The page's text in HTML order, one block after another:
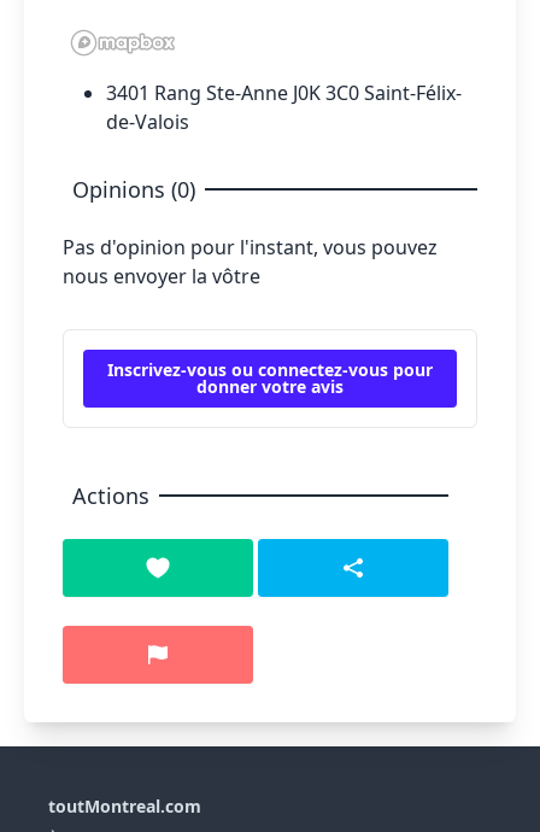
3401 Rang Ste-Anne J0K 3C0 Saint-Félix-
de-Valois
Opinions (0)
Pas d'opinion pour l'instant, vous pouvez
nous envoyer la vôtre
Inscrivez-vous ou connectez-vous pour
donner votre avis
Actions
toutMontreal.com